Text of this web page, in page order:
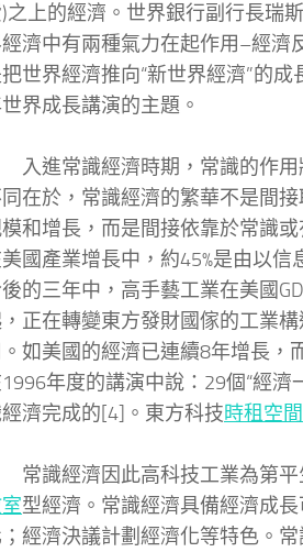
之上的經濟。世界銀行副行長瑞
濟中有兩種氣力在起作用–經濟
世界經濟推向“新世界經濟”的
界成長講演的主題。
進常識經濟時期，常識的作用
在於，常識經濟的繁華不是間
和增長，而是間接依靠於常識
國產業增長中，約45%是由以
的三年中，高手藝工業在美國
正在轉變東方發財國傢的工業
如美國的經濟已連續8年增長，
年度的講演中說：29個“經濟
濟完成的[4]。東方科技時租空間
識經濟因此高科技工業為第平
型經濟。常識經濟具備經濟成
經濟決議計劃經濟化等特色。